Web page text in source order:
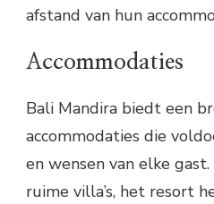
afstand van hun
Accommodaties
Bali Mandira biedt een
accommodaties die
en wensen van elke
ruime villa’s, het resort